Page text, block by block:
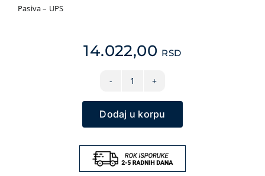
BICIKLE I FITNES
Pasiva – UPS
14.022,00 RSD
UPS
APC
Back-
UPS
BX750MI,
750VA/410W,
4xC13,
Dodaj u korpu